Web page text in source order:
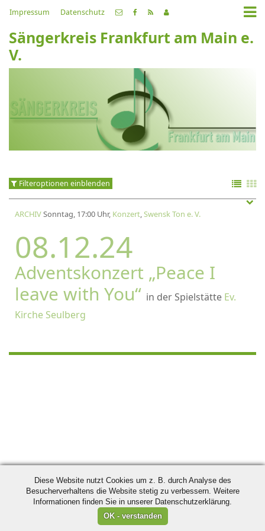
Impressum Datenschutz
Sängerkreis Frankfurt am Main e.
V.
Filteroptionen einblenden
ARCHIVSonntag, 17:00 Uhr, Konzert,Swensk Ton e. V.
08.12.24
Adventskonzert „Peace I
leave with You“ in der Spielstätte Ev.
Kirche Seulberg
Diese Website nutzt Cookies um z. B. durch Analyse des
Besucherverhaltens die Website stetig zu verbessern. Weitere
Informationen finden Sie in unserer Datenschutzerklärung.